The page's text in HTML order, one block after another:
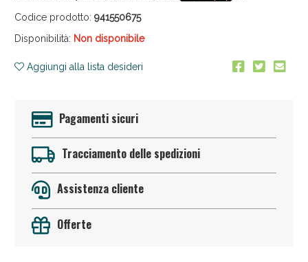
Codice prodotto: 941550675
Disponibilità: Non disponibile
Aggiungi alla lista desideri
Pagamenti sicuri
Tracciamento delle spedizioni
Assistenza cliente
Offerte
Anticellulite e Fanghi: Sconto fino al 40% valido